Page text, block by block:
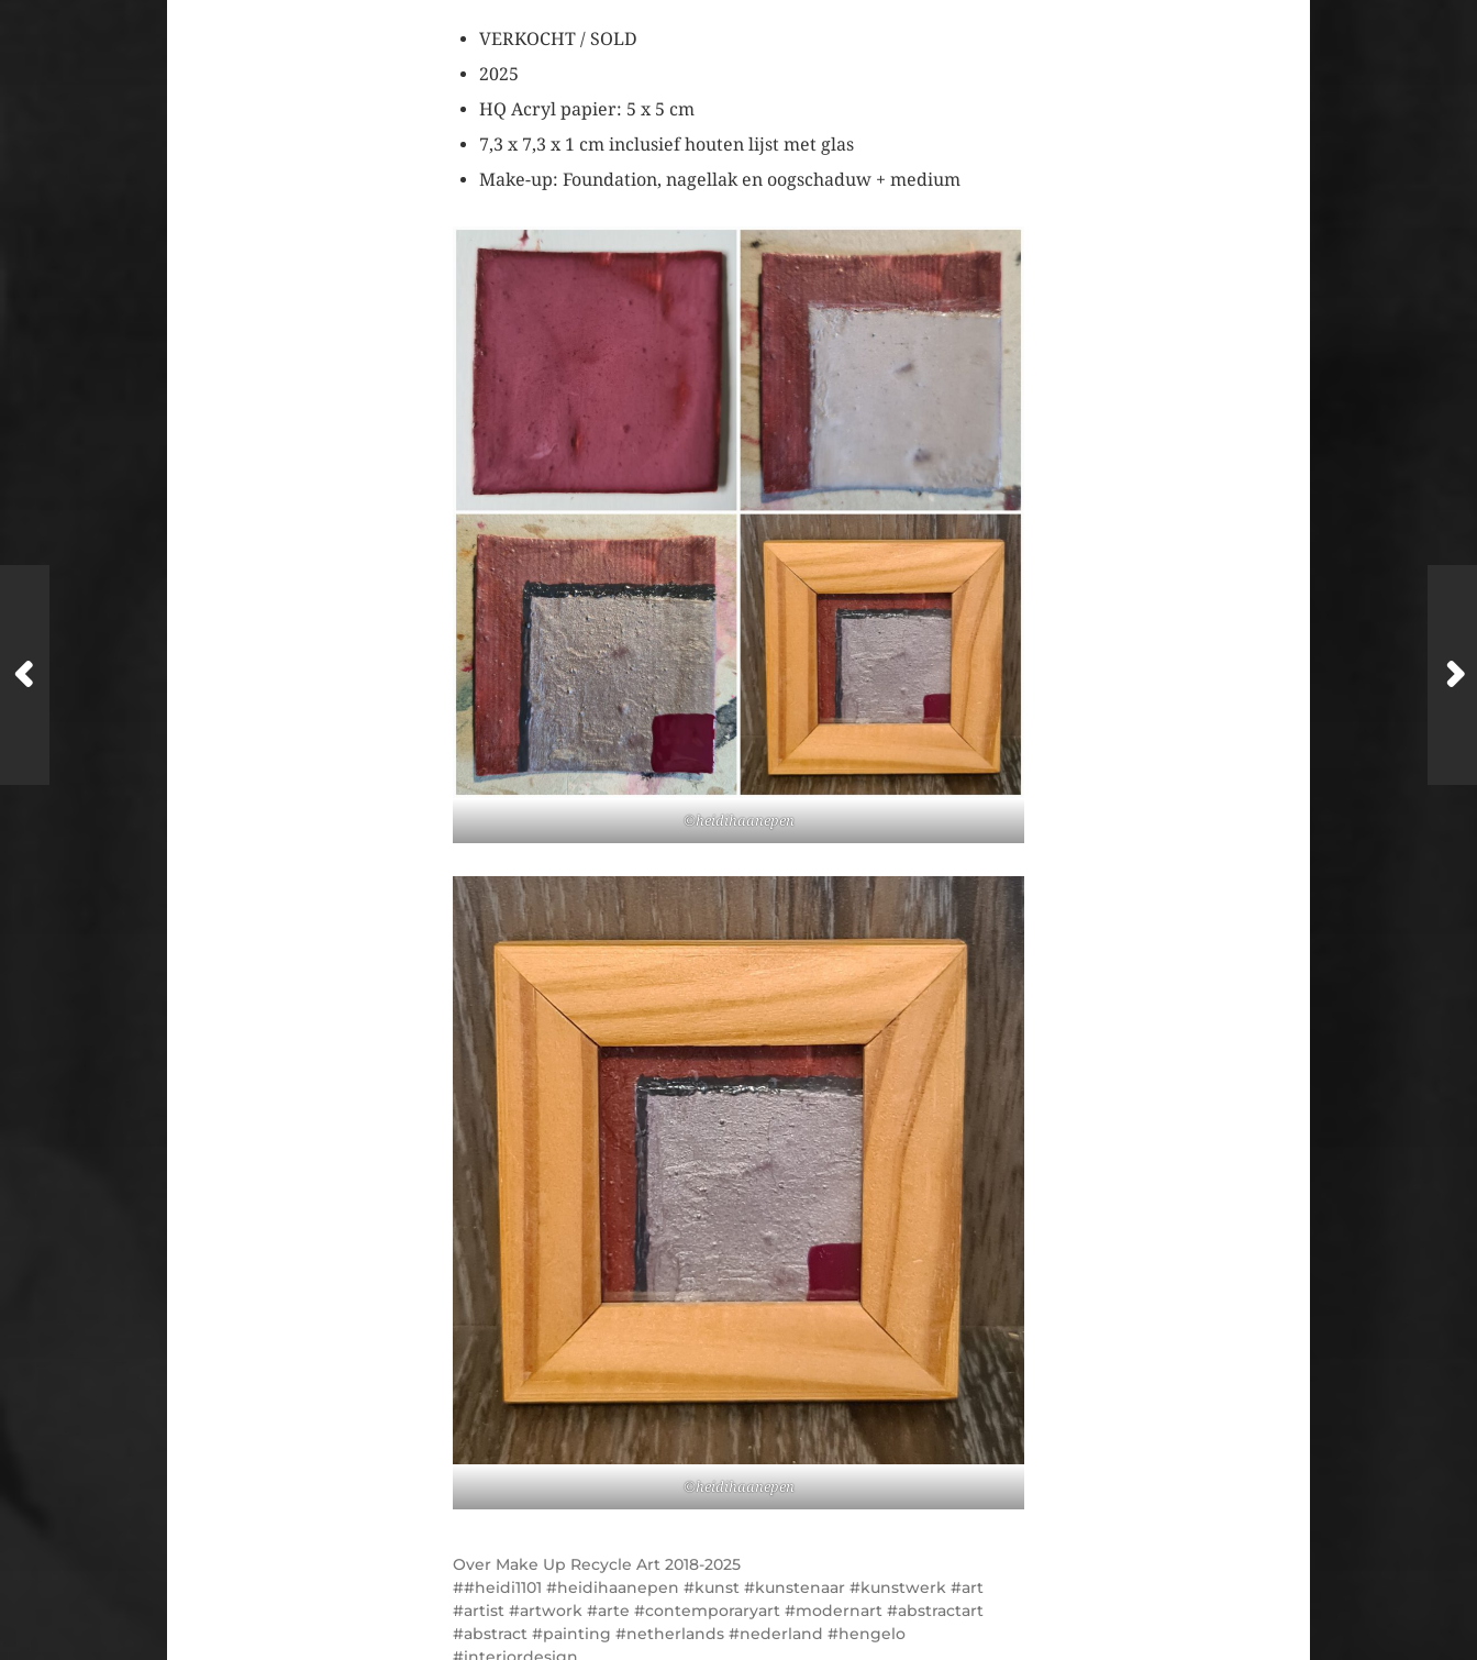
VERKOCHT / SOLD
2025
HQ Acryl papier: 5 x 5 cm
7,3 x 7,3 x 1 cm inclusief houten lijst met glas
Make-up: Foundation, nagellak en oogschaduw + medium
©heidihaanepen
©heidihaanepen
Over Make Up Recycle Art 2018-2025
#heidi1101 #heidihaanepen #kunst #kunstenaar #kunstwerk #art
#artist #artwork #arte #contemporaryart #modernart #abstractart
#abstract #painting #netherlands #nederland #hengelo